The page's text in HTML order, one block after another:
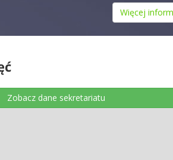
Więcej
Zobacz dane sekretariatu